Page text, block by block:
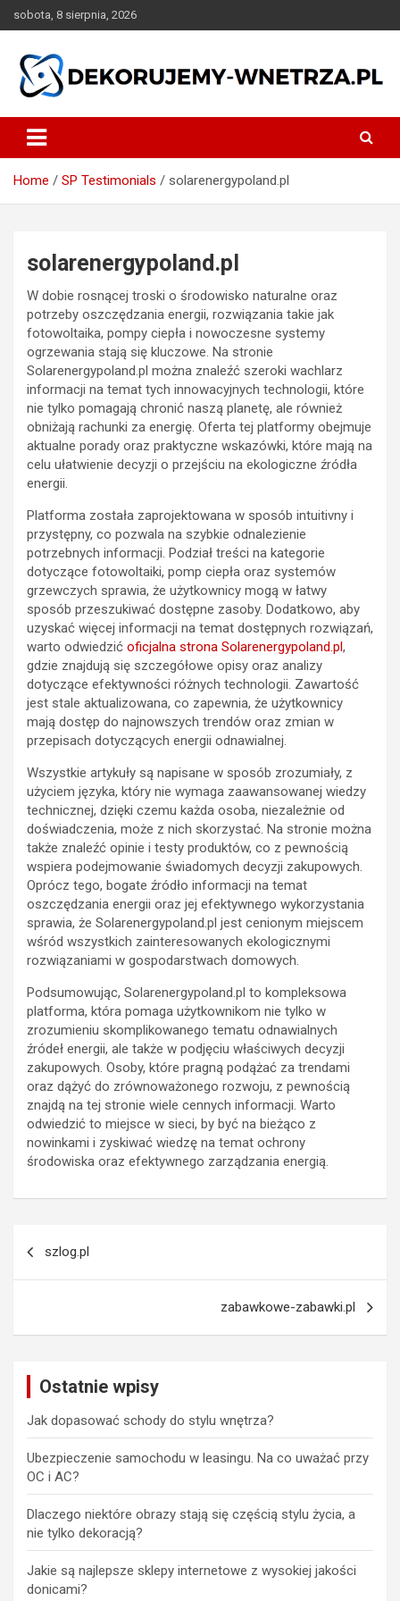
to
sobota, 8 sierpnia, 2026
dekorujemy-wnetrza.pl
Home SP Testimonials solarenergypoland.pl
solarenergypoland.pl
W dobie rosnącej troski o środowisko naturalne oraz
potrzeby oszczędzania energii, rozwiązania takie jak
fotowoltaika, pompy ciepła i nowoczesne systemy
ogrzewania stają się kluczowe. Na stronie
Solarenergypoland.pl można znaleźć szeroki wachlarz
informacji na temat tych innowacyjnych technologii, które
nie tylko pomagają chronić naszą planetę, ale również
obniżają rachunki za energię. Oferta tej platformy obejmuje
aktualne porady oraz praktyczne wskazówki, które mają na
celu ułatwienie decyzji o przejściu na ekologiczne źródła
energii.
Platforma została zaprojektowana w sposób intuitivny i
przystępny, co pozwala na szybkie odnalezienie
potrzebnych informacji. Podział treści na kategorie
dotyczące fotowoltaiki, pomp ciepła oraz systemów
grzewczych sprawia, że użytkownicy mogą w łatwy
sposób przeszukiwać dostępne zasoby. Dodatkowo, aby
uzyskać więcej informacji na temat dostępnych rozwiązań,
warto odwiedzić oficjalna strona Solarenergypoland.pl ,
gdzie znajdują się szczegółowe opisy oraz analizy
dotyczące efektywności różnych technologii. Zawartość
jest stale aktualizowana, co zapewnia, że użytkownicy
mają dostęp do najnowszych trendów oraz zmian w
przepisach dotyczących energii odnawialnej.
Wszystkie artykuły są napisane w sposób zrozumiały, z
użyciem języka, który nie wymaga zaawansowanej wiedzy
technicznej, dzięki czemu każda osoba, niezależnie od
doświadczenia, może z nich skorzystać. Na stronie można
także znaleźć opinie i testy produktów, co z pewnością
wspiera podejmowanie świadomych decyzji zakupowych.
Oprócz tego, bogate źródło informacji na temat
oszczędzania energii oraz jej efektywnego wykorzystania
sprawia, że Solarenergypoland.pl jest cenionym miejscem
wśród wszystkich zainteresowanych ekologicznymi
rozwiązaniami w gospodarstwach domowych.
Podsumowując, Solarenergypoland.pl to kompleksowa
platforma, która pomaga użytkownikom nie tylko w
zrozumieniu skomplikowanego tematu odnawialnych
źródeł energii, ale także w podjęciu właściwych decyzji
zakupowych. Osoby, które pragną podążać za trendami
oraz dążyć do zrównoważonego rozwoju, z pewnością
znajdą na tej stronie wiele cennych informacji. Warto
odwiedzić to miejsce w sieci, by być na bieżąco z
nowinkami i zyskiwać wiedzę na temat ochrony
środowiska oraz efektywnego zarządzania energią.
wpisu
szlog.pl
zabawkowe-zabawki.pl
Ostatnie wpisy
Jak dopasować schody do stylu wnętrza?
Ubezpieczenie samochodu w leasingu. Na co uważać przy
OC i AC?
Dlaczego niektóre obrazy stają się częścią stylu życia, a
nie tylko dekoracją?
Jakie są najlepsze sklepy internetowe z wysokiej jakości
donicami?